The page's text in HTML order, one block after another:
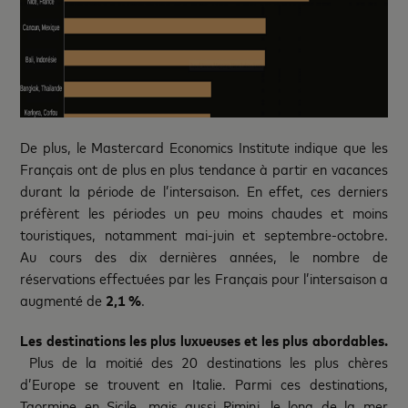
De plus, le Mastercard Economics Institute indique que les
Français ont de plus en plus tendance à partir en vacances
durant la période de l’intersaison. En effet, ces derniers
préfèrent les périodes un peu moins chaudes et moins
touristiques, notamment mai-juin et septembre-octobre.
Au cours des dix dernières années, le nombre de
réservations effectuées par les Français pour l’intersaison a
augmenté de 2,1 %.
Les destinations les plus luxueuses et les plus abordables.
Plus de la moitié des 20 destinations les plus chères
d’Europe se trouvent en Italie. Parmi ces destinations,